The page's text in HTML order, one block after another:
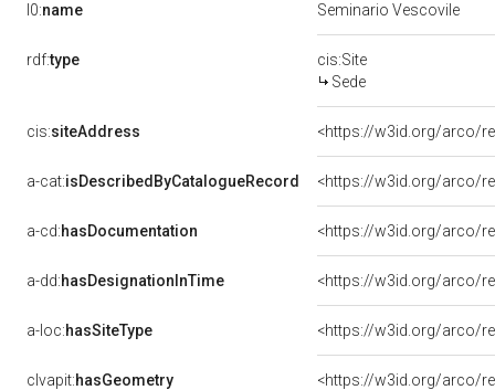
l0:name Seminario Vescovile
rdf:type
cis:Site
Sede
cis:siteAddress <https://w3id.org/arco/
a-cat:isDescribedByCatalogueRecord <https://w3id.org/arco/
a-cd:hasDocumentation
a-dd:hasDesignationInTime <https://w3id.org/arco/
a-loc:hasSiteType <https://w3id.org/arco/
clvapit:hasGeometry <https://w3id.org/arco/